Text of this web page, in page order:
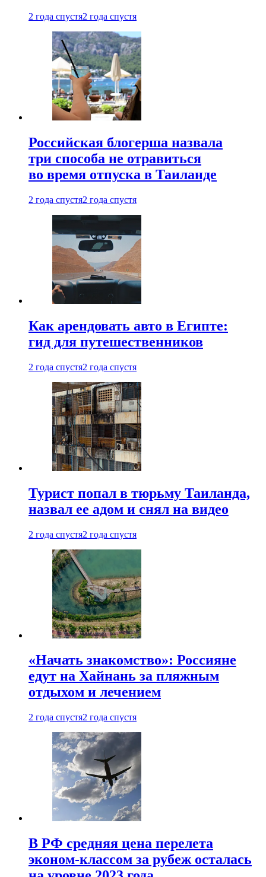
2 года спустя2 года спустя
Российская блогерша назвала
три способа не отравиться
во время отпуска в Таиланде
2 года спустя2 года спустя
Как арендовать авто в Египте:
гид для путешественников
2 года спустя2 года спустя
Турист попал в тюрьму Таиланда,
назвал ее адом и снял на видео
2 года спустя2 года спустя
«Начать знакомство»: Россияне
едут на Хайнань за пляжным
отдыхом и лечением
2 года спустя2 года спустя
В РФ средняя цена перелета
эконом-классом за рубеж осталась